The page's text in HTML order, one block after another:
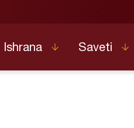
Ishrana Saveti